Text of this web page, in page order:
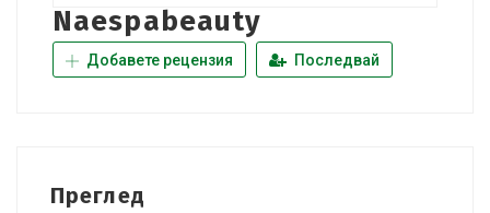
Naespabeauty
Добавете рецензия Последвай
Преглед